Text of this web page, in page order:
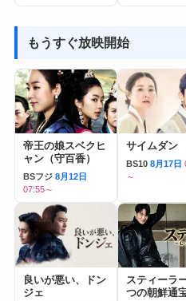
もうすぐ放映開始
帝王の娘スベクヒ
ャン（守百香）
BSフジ 8月12日
07:55～
サイムダン
BS10 8月17日
～
良いが悪い、ドン
ジェ
スティーラ
つの朝鮮通